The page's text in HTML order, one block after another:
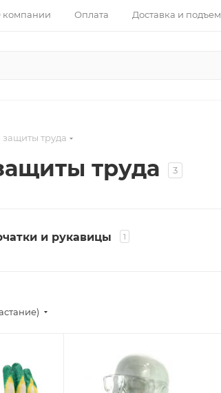
компании Оплата Доставка и подъем
труда
труда 3
и рукавицы 1